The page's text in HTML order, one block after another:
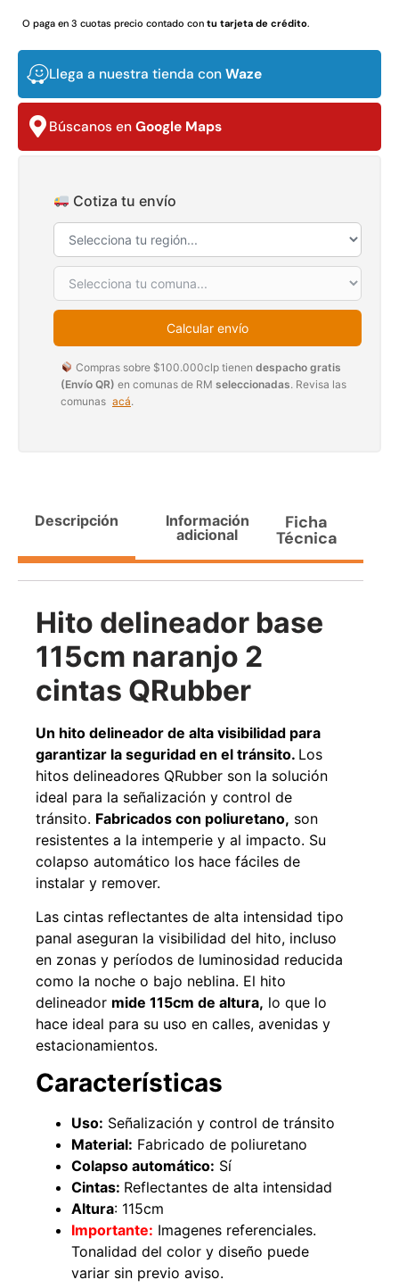
O paga en 3 cuotas precio contado con tu tarjeta de crédito.
Llega a nuestra tienda con Waze
Búscanos en Google Maps
Cotiza tu envío
Calcular envío
Compras sobre $100.000clp tienen despacho gratis
(Envío QR) en comunas de RM seleccionadas. Revisa las
comunas acá.
Descripción
Información
adicional
Ficha
Técnica
Hito delineador base
115cm naranjo 2
cintas QRubber
Un hito delineador de alta visibilidad para
garantizar la seguridad en el tránsito. Los
hitos delineadores QRubber son la solución
ideal para la señalización y control de
tránsito. Fabricados con poliuretano, son
resistentes a la intemperie y al impacto. Su
colapso automático los hace fáciles de
instalar y remover.
Las cintas reflectantes de alta intensidad tipo
panal aseguran la visibilidad del hito, incluso
en zonas y períodos de luminosidad reducida
como la noche o bajo neblina. El hito
delineador mide 115cm de altura, lo que lo
hace ideal para su uso en calles, avenidas y
estacionamientos.
Características
Uso: Señalización y control de tránsito
Material: Fabricado de poliuretano
Colapso automático: Sí
Cintas: Reflectantes de alta intensidad
Altura: 115cm
Importante: Imagenes referenciales.
Tonalidad del color y diseño puede
variar sin previo aviso.
$5.987.128
$3.790.990
densidad 35mm Rollo
4,57*30,48mts
$2.892.120
Leer más
30%
Transpaleta eléctrica carga
Pasto sintético ornamental
Importado USA: Paradise
densidad 42mm Rollo
4,57*15,24mts
$1.427.544
Leer más
Apilador manual ancho
ajustable Capacidad 1tn Lev.
2,5mts
$1.875.535
$1.167.990
49%
Importado USA: Summer
densidad 35mm Rollo
4,57*30,48mts
$2.002.243
$
1.021.490
Leer más
22%
hypalon sin tela 3 MPA
$ 1.192.666